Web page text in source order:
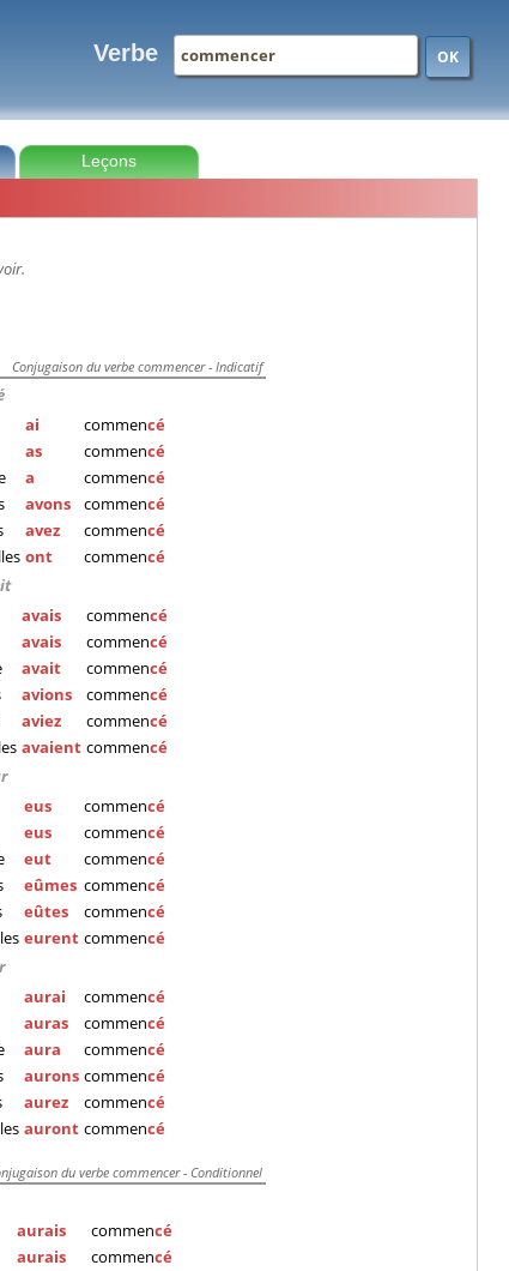
Verbe OK
Leçons
Conjugaison du verbe commencer - Indicatif
ai commencé
as commencé
a commencé
avons commencé
avez commencé
ont commencé
avais commencé
avais commencé
avait commencé
avions commencé
aviez commencé
avaient commencé
eus commencé
eus commencé
eut commencé
eûmes commencé
eûtes commencé
eurent commencé
aurai commencé
auras commencé
aura commencé
aurons commencé
aurez commencé
auront commencé
du verbe commencer - Conditionnel
aurais commencé
aurais commencé